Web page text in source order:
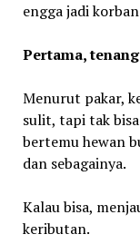
engga jadi
Pertama,
Menurut pakar,
sulit, tapi tak
bertemu hewan
dan sebagainya.
Kalau bisa,
keributan.